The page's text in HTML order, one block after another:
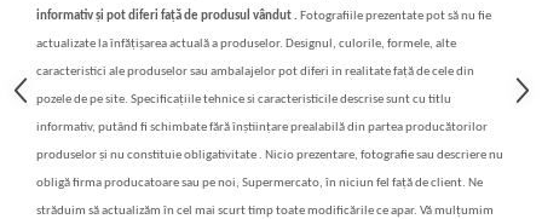
informativ și pot diferi față de produsul vândut . Fotografiile prezentate pot să nu fie
actualizate la înfățișarea actuală a produselor. Designul, culorile, formele, alte
caracteristici ale produselor sau ambalajelor pot diferi in realitate față de cele din
pozele de pe site. Specificațiile tehnice si caracteristicile descrise sunt cu titlu
informativ, putând fi schimbate fără înștiințare prealabilă din partea producătorilor
produselor și nu constituie obligativitate . Nicio prezentare, fotografie sau descriere nu
obligă firma producatoare sau pe noi, Supermercato, în niciun fel față de client. Ne
străduim să actualizăm în cel mai scurt timp toate modificările ce apar. Vă mulțumim